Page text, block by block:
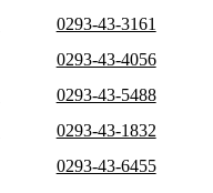
0293-43-3161
0293-43-4056
0293-43-5488
0293-43-1832
0293-43-6455